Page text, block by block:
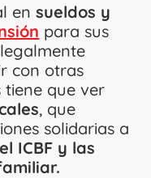
ensueldos y
para sus
con otras
tiene que ver
, que
solidarias a
ICBF y las